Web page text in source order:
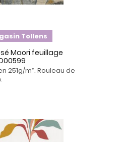
Tollens
Maori feuillage
251g/m². Rouleau de